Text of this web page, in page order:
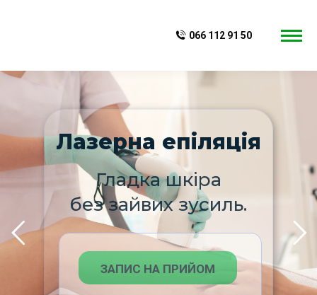
066 112 91 50
ЗАПИС НА ПРИЙОМ
Лазерна епіляція
Гладка шкіра
без зайвих зусиль.